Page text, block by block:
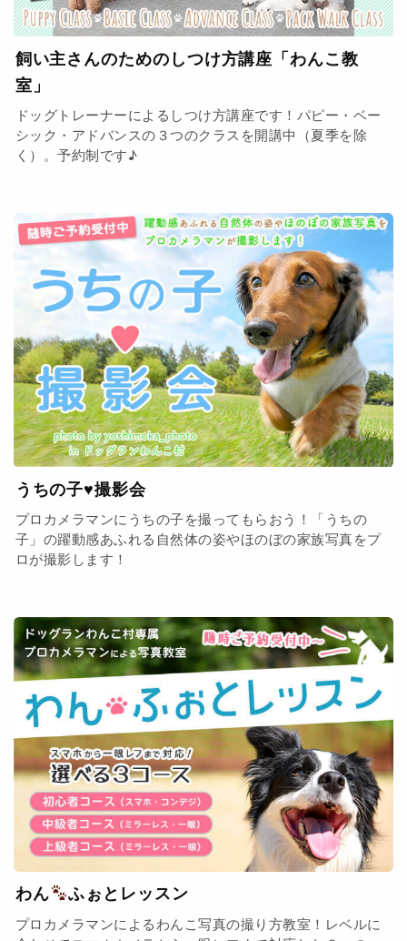
飼い主さんのためのしつけ方講座「わんこ教
室」
ドッグトレーナーによるしつけ方講座です！パピー・ベー
シック・アドバンスの３つのクラスを開講中（夏季を除
く）。予約制です♪
うちの子♥撮影会
プロカメラマンにうちの子を撮ってもらおう！「うちの
子」の躍動感あふれる自然体の姿やほのぼの家族写真をプ
ロが撮影します！
わん ふぉとレッスン
プロカメラマンによるわんこ写真の撮り方教室！レベルに